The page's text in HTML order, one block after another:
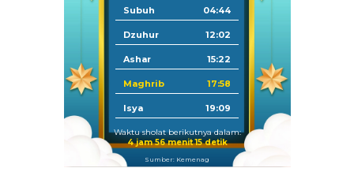
Subuh 04:44
Dzuhur 12:02
Ashar 15:22
Maghrib 17:58
Isya 19:09
Waktu sholat berikutnya dalam:
4 jam 56 menit 14 detik
Sumber: Kemenag